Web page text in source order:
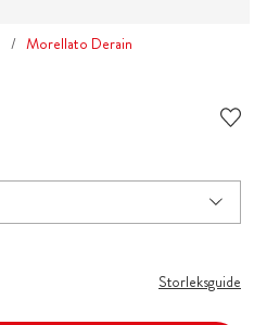
Morellato Derain
Storleksguide